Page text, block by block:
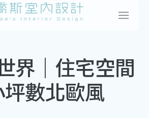
界｜住宅空間
坪數北歐風